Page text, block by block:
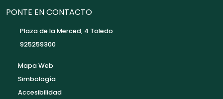
PONTE EN CONTACTO
Plaza de la Merced, 4 Toledo
925259300
Mapa Web
Simbología
Accesibilidad